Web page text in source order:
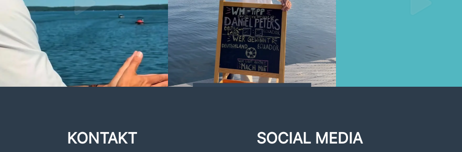
KONTAKT SOCIAL MEDIA